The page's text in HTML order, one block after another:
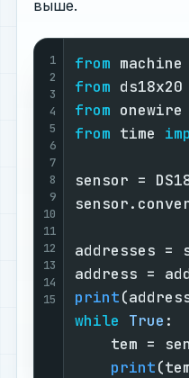
выше.
1
2
3
4
5
6
7
8
9
10
11
12
13
14
15
from machine
from ds18x20
from onewire
from time
sensor =
addresses =
address =
print
while True :
tem =
print